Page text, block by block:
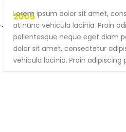
2005
Lorem ipsum dolor sit amet,
at nunc vehicula lacinia. Proin
pellentesque neque eget diam
dolor sit amet, consectetur
vehicula lacinia. Proin adipiscing